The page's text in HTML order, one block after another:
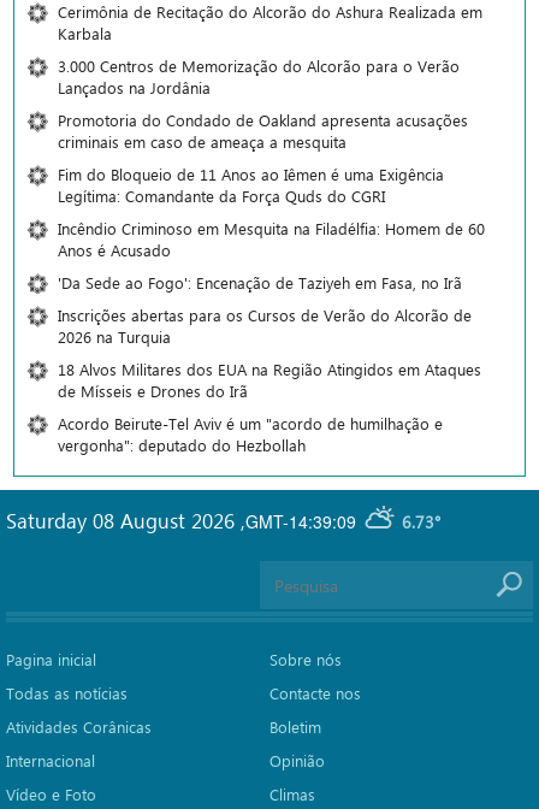
Cerimônia de Recitação do Alcorão do Ashura Realizada em
Karbala
3.000 Centros de Memorização do Alcorão para o Verão
Lançados na Jordânia
Promotoria do Condado de Oakland apresenta acusações
criminais em caso de ameaça a mesquita
Fim do Bloqueio de 11 Anos ao Iêmen é uma Exigência
Legítima: Comandante da Força Quds do CGRI
Incêndio Criminoso em Mesquita na Filadélfia: Homem de 60
Anos é Acusado
'Da Sede ao Fogo': Encenação de Taziyeh em Fasa, no Irã
Inscrições abertas para os Cursos de Verão do Alcorão de
2026 na Turquia
18 Alvos Militares dos EUA na Região Atingidos em Ataques
de Mísseis e Drones do Irã
Acordo Beirute-Tel Aviv é um "acordo de humilhação e
vergonha": deputado do Hezbollah
GMT-14:39:09 6.73°
Saturday 08 August 2026 ,
Pagina inicial
Todas as notícias
Atividades Corânicas
Internacional
Vídeo e Foto
Sobre nós
Contacte nos
Boletim
Opinião
Climas